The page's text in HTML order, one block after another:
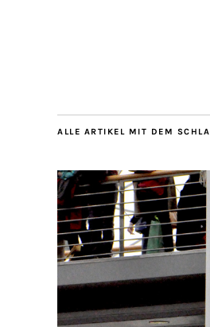
ALLE ARTIKEL MIT DEM